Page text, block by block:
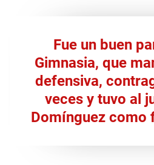
Fue un buen
Gimnasia, que
defensiva,
veces y tuvo al
Domínguez como